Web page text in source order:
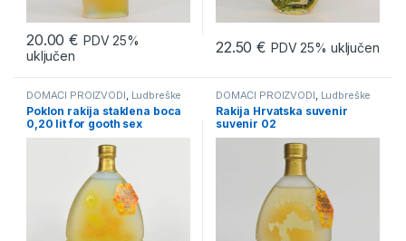
20.00€ PDV 25%
uključen
22.50€ PDV 25% uključen
DOMAĆI PROIZVODI Ludbreške
rakije PRIGODNI POKLONI,
Rakija od meda "Medica"
SUVENIRI,Suveniri sa mednom
rakijom
Poklon rakija staklena boca
0,20 lit for gooth sex
DOMAĆI PROIZVODI Ludbreške
rakije Prigodni božićni pokloni
PRIGODNI POKLONI,Rakija od
meda "Medica"
Rakija Hrvatska suvenir
suvenir 02